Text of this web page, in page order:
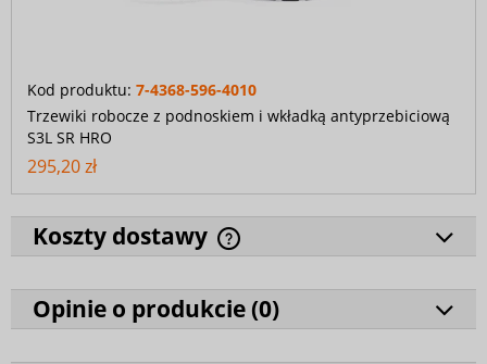
Kod produktu: 7-4368-596-4010
Trzewiki robocze z podnoskiem i wkładką antyprzebiciową
S3L SR HRO
295,20 zł
Koszty dostawy
Opinie o produkcie (0)